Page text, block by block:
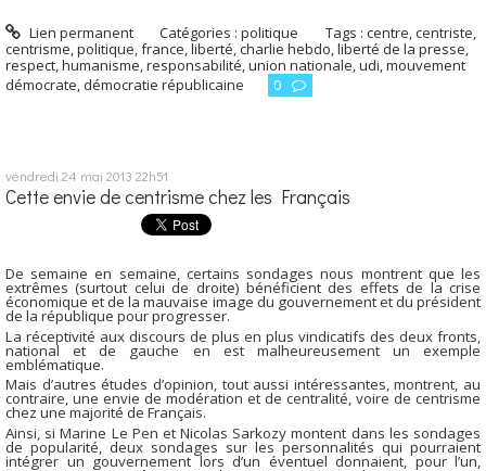
Lien permanent Catégories :politique Tags :centre,centriste,
centrisme,politique,france,liberté,charlie hebdo,liberté de la presse,
respect,humanisme,responsabilité,union nationale,udi,mouvement
démocrate, démocratie républicaine 0
vendredi 24 mai 2013 22h51
Cette envie de centrisme chez les Français
De semaine en semaine, certains sondages nous montrent que les
extrêmes (surtout celui de droite) bénéficient des effets de la crise
économique et de la mauvaise image du gouvernement et du président
de la république pour progresser.
La réceptivité aux discours de plus en plus vindicatifs des deux fronts,
national et de gauche en est malheureusement un exemple
emblématique.
Mais d’autres études d’opinion, tout aussi intéressantes, montrent, au
contraire, une envie de modération et de centralité, voire de centrisme
chez une majorité de Français.
Ainsi, si Marine Le Pen et Nicolas Sarkozy montent dans les sondages
de popularité, deux sondages sur les personnalités qui pourraient
intégrer un gouvernement lors d’un éventuel donnaient, pour l’un,